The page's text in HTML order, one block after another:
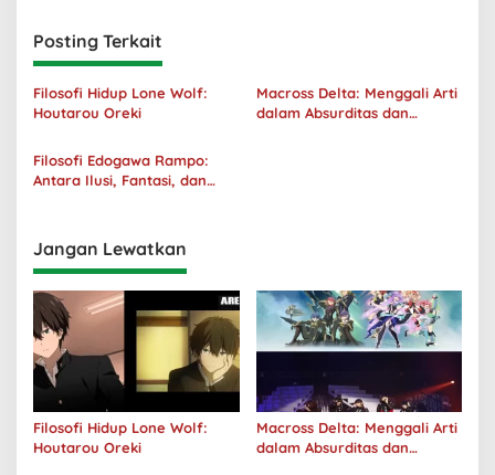
Posting Terkait
Filosofi Hidup Lone Wolf:
Houtarou Oreki
Macross Delta: Menggali Arti
dalam Absurditas dan
Filosofi Edogawa Rampo:
Antara Ilusi, Fantasi, dan
Jangan Lewatkan
Filosofi Hidup Lone Wolf:
Houtarou Oreki
Macross Delta: Menggali Arti
dalam Absurditas dan